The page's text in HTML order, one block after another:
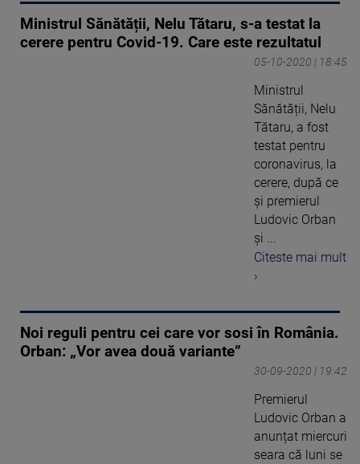
Ministrul Sănătății, Nelu Tătaru, s-a testat la
cerere pentru Covid-19. Care este rezultatul
05-10-2020 | 18:45
Ministrul
Sănătății, Nelu
Tătaru, a fost
testat pentru
coronavirus, la
cerere, după ce
și premierul
Ludovic Orban
și ...
Citeste mai mult
›
Noi reguli pentru cei care vor sosi în România.
Orban: „Vor avea două variante”
30-09-2020 | 19:42
Premierul
Ludovic Orban a
anunțat miercuri
seara că luni se